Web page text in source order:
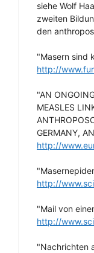
siehe Wolf
zweiten
den
"Masern sind
http://
"AN
MEASLES
GERMANY,
http://
http://
"Mail von
http://
"Nachrichten